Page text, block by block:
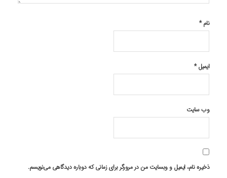
نام*
ایمیل*
وب‌ سایت
ذخیره نام، ایمیل و وبسایت من در مرورگر برای زمانی که دوباره دیدگاهی می‌نویسم.